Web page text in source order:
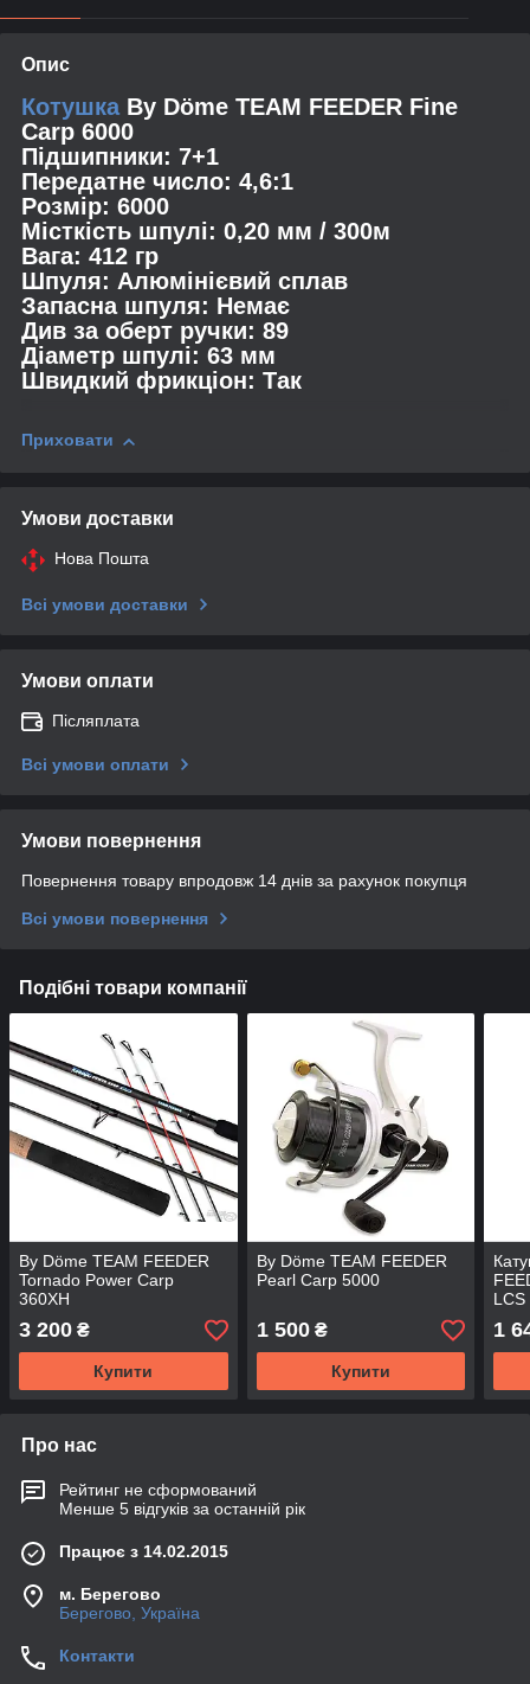
Опис
КотушкаBy Döme TEAM FEEDER Fine
Carp 6000
Підшипники: 7+1
Передатне число: 4,6:1
Розмір: 6000
Місткість шпулі: 0,20 мм / 300м
Вага: 412 гр
Шпуля: Алюмінієвий сплав
Запасна шпуля: Немає
Див за оберт ручки: 89
Діаметр шпулі: 63 мм
Швидкий фрикціон: Так
Приховати
Умови доставки
Нова Пошта
Всі умови доставки
Умови оплати
Післяплата
Всі умови оплати
Умови повернення
Повернення товару впродовж 14 днів за рахунок покупця
Всі умови повернення
Подібні товари компанії
By Döme TEAM FEEDER
Tornado Power Carp
360XH
3 200 ₴
Купити
By Döme TEAM FEEDER
Pearl Carp 5000
1 500₴
Купити
1
Про нас
Рейтинг не сформований
Менше 5 відгуків за останній рік
Працює з 14.02.2015
м. Берегово
Берегово, Україна
Контакти